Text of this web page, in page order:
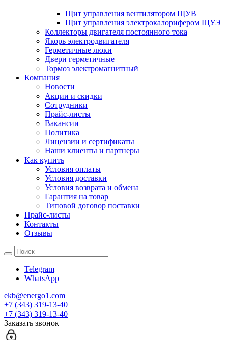
Щит управления вентилятором ЩУВ
Щит управления электрокалорифером ЩУЭ
Коллекторы двигателя постоянного тока
Якорь электродвигателя
Герметичные люки
Двери герметичные
Тормоз электромагнитный
Компания
Новости
Акции и скидки
Сотрудники
Прайс-листы
Вакансии
Политика
Лицензии и сертификаты
Наши клиенты и партнеры
Как купить
Условия оплаты
Условия доставки
Условия возврата и обмена
Гарантия на товар
Типовой договор поставки
Прайс-листы
Контакты
Отзывы
Telegram
WhatsApp
ekb@energo1.com
+7 (343) 319-13-40
+7 (343) 319-13-40
Заказать звонок